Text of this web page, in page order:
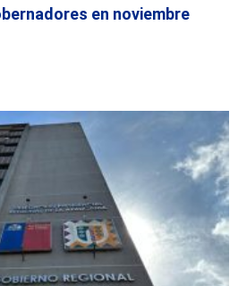
en noviembre